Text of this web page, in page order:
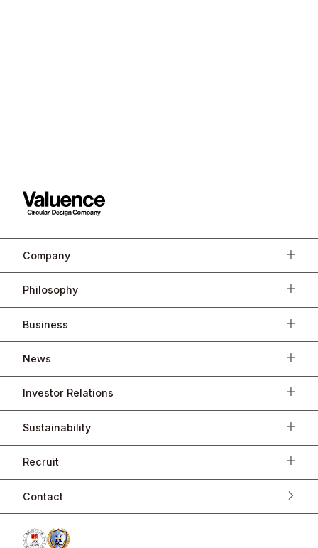
Company
Philosophy
Business
News
Investor Relations
Sustainability
Recruit
Contact